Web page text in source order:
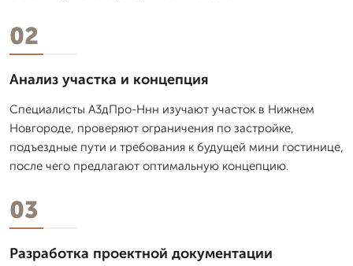
02
Анализ участка и концепция
Специалисты А3дПро-Ннн изучают участок в Нижнем
Новгороде, проверяют ограничения по застройке,
подъездные пути и требования к будущей мини гостинице,
после чего предлагают оптимальную концепцию.
03
Разработка проектной документации